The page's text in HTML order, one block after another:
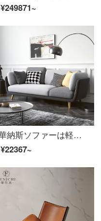
¥249871~
華納斯ソファーは軽奢で、本革ソファーは小型で、シンプルで、現代北欧客間ネット紅ins三人の皮布ソファーセット【静謐灰】綿麻三人です。
¥22367~